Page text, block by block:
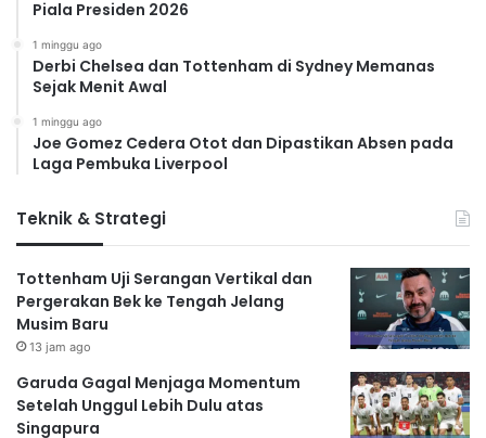
Piala Presiden 2026
1 minggu ago
Derbi Chelsea dan Tottenham di Sydney Memanas
Sejak Menit Awal
1 minggu ago
Joe Gomez Cedera Otot dan Dipastikan Absen pada
Laga Pembuka Liverpool
Teknik & Strategi
Tottenham Uji Serangan Vertikal dan
Pergerakan Bek ke Tengah Jelang
Musim Baru
13 jam ago
Garuda Gagal Menjaga Momentum
Setelah Unggul Lebih Dulu atas
Singapura